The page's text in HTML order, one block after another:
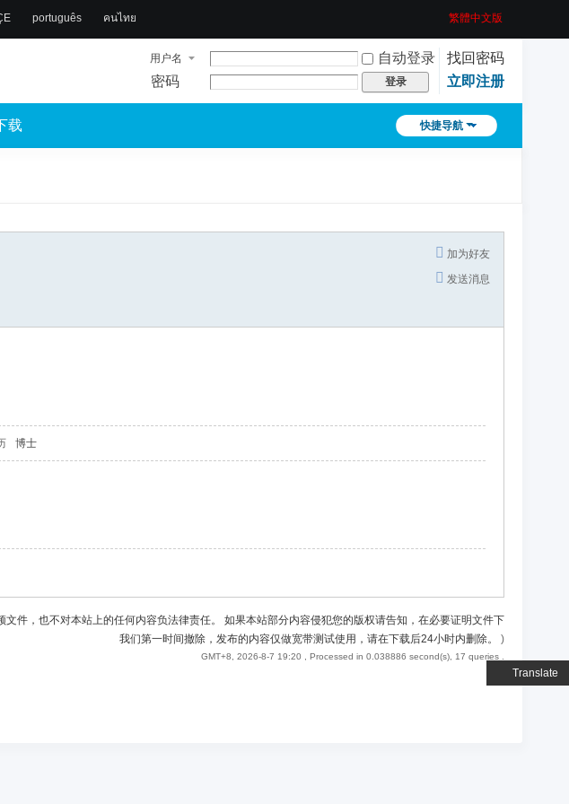
Translate
português คนไทย 繁體中文版
用户名 自动登录
找回密码
密码
登录 立即注册
快捷导航
载
加为好友
发送消息
博士
件，也不对本站上的任何内容负法律责任。 如果本站部分内容侵犯您的版权请告知，在必要证明文件下
我们第一时间撤除，发布的内容仅做宽带测试使用，请在下载后24小时内删除。
)
GMT+8, 2026-8-7 19:20 , Processed in 0.038886 second(s), 17 queries .